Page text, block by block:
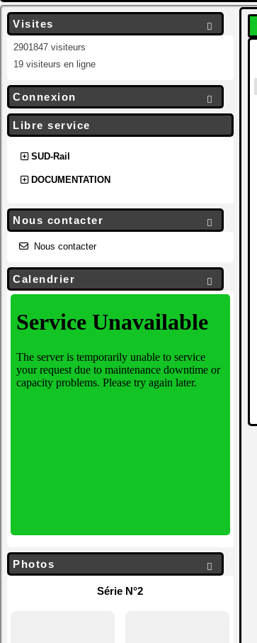

Visites
2901847 visiteurs
19 visiteurs en ligne

Connexion
Libre service
SUD-Rail
DOCUMENTATION

Nous contacter
Nous contacter

Calendrier

Photos
Série N°2